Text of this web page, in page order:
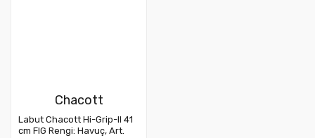
Chacott
Labut Chacott Hi-Grip-II 41
cm FIG Rengi: Havuç, Art.